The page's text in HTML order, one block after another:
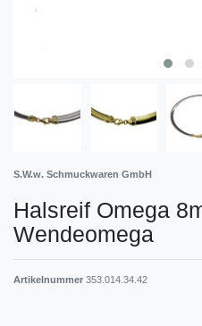
S.W.w. Schmuckwaren GmbH
Halsreif Omega
Wendeomega
Artikelnummer 353.014.34.42